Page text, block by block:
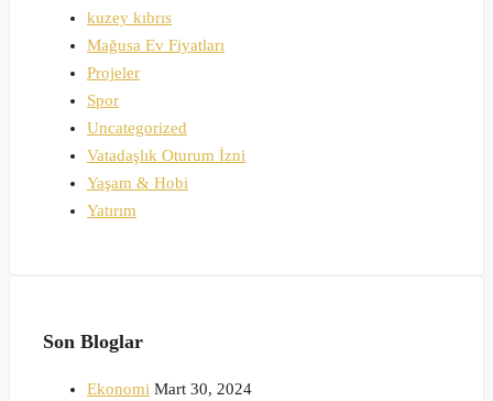
kuzey kıbrıs
Mağusa Ev Fiyatları
Projeler
Spor
Uncategorized
Vatadaşlık Oturum İzni
Yaşam & Hobi
Yatırım
Son Bloglar
Ekonomi Mart 30, 2024